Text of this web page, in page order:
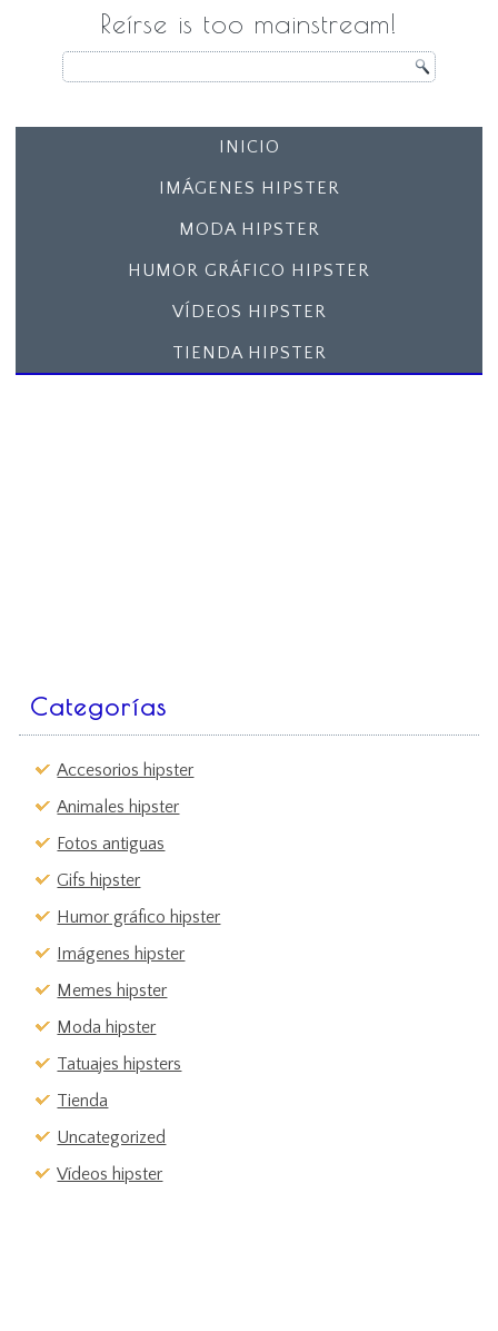
Reírse is too mainstream!
INICIO
IMÁGENES HIPSTER
MODA HIPSTER
HUMOR GRÁFICO HIPSTER
VÍDEOS HIPSTER
TIENDA HIPSTER
Categorías
Accesorios hipster
Animales hipster
Fotos antiguas
Gifs hipster
Humor gráfico hipster
Imágenes hipster
Memes hipster
Moda hipster
Tatuajes hipsters
Tienda
Uncategorized
Vídeos hipster